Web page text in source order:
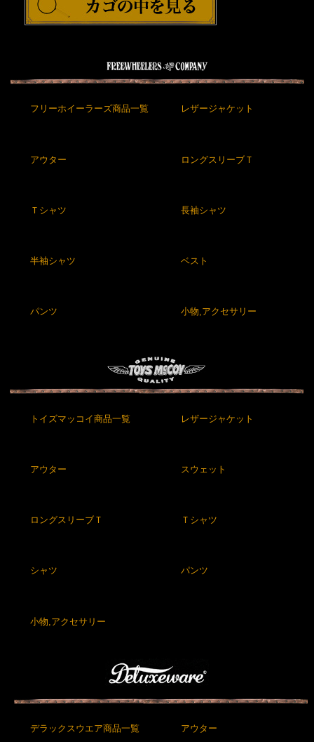
フリーホイーラーズ商品一覧 レザージャケット
アウター ロングスリーブＴ
Ｔシャツ 長袖シャツ
半袖シャツ ベスト
パンツ 小物,アクセサリー
トイズマッコイ商品一覧 レザージャケット
アウター スウェット
ロングスリーブＴ Ｔシャツ
シャツ パンツ
小物,アクセサリー
デラックスウエア商品一覧 アウター